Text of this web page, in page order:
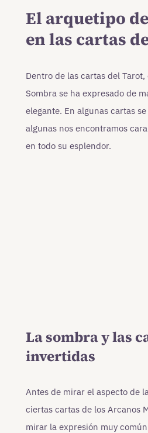
El arquetipo
en las cartas
Dentro de las cartas del
Sombra se ha expresado de
elegante. En algunas cartas
algunas nos encontramos
en todo su esplendor.
La sombra y las
invertidas
Antes de mirar el aspecto de
ciertas cartas de los Arcanos
mirar la expresión muy